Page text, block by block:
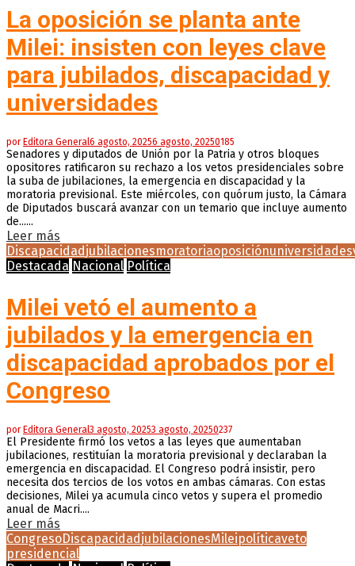
La oposición se planta ante
Milei: insisten con leyes clave
para jubilados, discapacidad y
universidades
porEditora General6 agosto, 20256 agosto, 20250185
Senadores y diputados de Unión por la Patria y otros bloques
opositores ratificaron su rechazo a los vetos presidenciales sobre
la suba de jubilaciones, la emergencia en discapacidad y la
moratoria previsional. Este miércoles, con quórum justo, la Cámara
de Diputados buscará avanzar con un temario que incluye aumento
de......
Leer más
Discapacidadjubilacionesmoratoriaoposiciónuniversidades
Destacada Nacional Política
Milei vetó el aumento a
jubilados y la emergencia en
discapacidad aprobados por el
Congreso
porEditora General3 agosto, 20253 agosto, 20250237
El Presidente firmó los vetos a las leyes que aumentaban
jubilaciones, restituían la moratoria previsional y declaraban la
emergencia en discapacidad. El Congreso podrá insistir, pero
necesita dos tercios de los votos en ambas cámaras. Con estas
decisiones, Milei ya acumula cinco vetos y supera el promedio
anual de Macri....
Leer más
CongresoDiscapacidadjubilacionesMileipolíticaveto
presidencial